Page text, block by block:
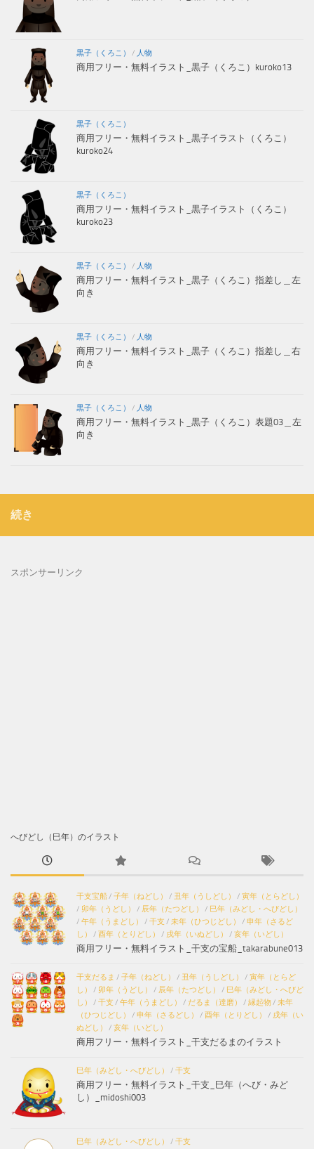
黒子（くろこ） / 人物
商用フリー・無料イラスト_黒子（くろこ）kuroko13
黒子（くろこ）
商用フリー・無料イラスト_黒子イラスト（くろこ）
kuroko24
黒子（くろこ）
商用フリー・無料イラスト_黒子イラスト（くろこ）
kuroko23
黒子（くろこ） / 人物
商用フリー・無料イラスト_黒子（くろこ）指差し＿左
向き
黒子（くろこ） / 人物
商用フリー・無料イラスト_黒子（くろこ）指差し＿右
向き
黒子（くろこ） / 人物
商用フリー・無料イラスト_黒子（くろこ）表題03＿左
向き
続き
スポンサーリンク
へびどし（巳年）のイラスト
干支宝船 / 子年（ねどし） / 丑年（うしどし） / 寅年（とらどし）
/ 卯年（うどし） / 辰年（たつどし） / 巳年（みどし・へびどし）
/ 午年（うまどし） / 干支 / 未年（ひつじどし） / 申年（さるど
し）
/ 酉年（とりどし） / 戌年（いぬどし） / 亥年（いどし）
商用フリー・無料イラスト_干支の宝船_takarabune013
干支だるま / 子年（ねどし） / 丑年（うしどし） / 寅年（とらど
し）
/ 卯年（うどし） / 辰年（たつどし） / 巳年（みどし・へびど
し）
/ 干支 / 午年（うまどし） / だるま（達磨） / 縁起物 / 未年
（ひつじどし）
/ 申年（さるどし） / 酉年（とりどし） / 戌年（い
ぬどし）
/ 亥年（いどし）
商用フリー・無料イラスト_干支だるまのイラスト
巳年（みどし・へびどし） / 干支
商用フリー・無料イラスト_干支_巳年（へび・みど
し）_midoshi003
巳年（みどし・へびどし） / 干支